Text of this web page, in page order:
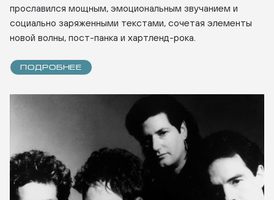
прославился мощным, эмоциональным звучанием и
социально заряженными текстами, сочетая элементы
новой волны, пост-панка и хартленд-рока.
ПОДРОБНЕЕ